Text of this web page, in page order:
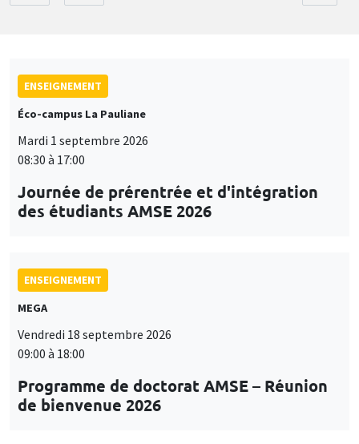
ENSEIGNEMENT
Éco-campus La Pauliane
Mardi 1 septembre 2026
08:30 à 17:00
Journée de prérentrée et d'intégration
des étudiants AMSE 2026
ENSEIGNEMENT
MEGA
Vendredi 18 septembre 2026
09:00 à 18:00
Programme de doctorat AMSE – Réunion
de bienvenue 2026